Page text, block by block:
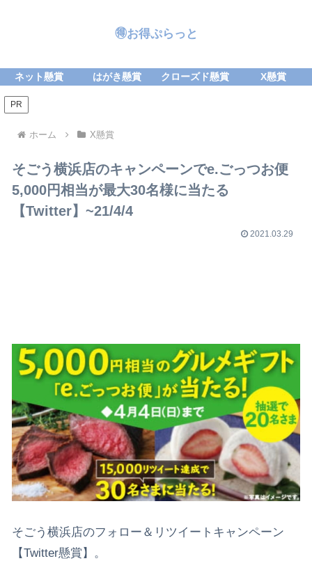
🉐お得ぷらっと
ネット懸賞 はがき懸賞 クローズド懸賞 X懸賞
PR
ホーム X懸賞
そごう横浜店のキャンペーンでe.ごっつお便
5,000円相当が最大30名様に当たる
【Twitter】~21/4/4
2021.03.29
そごう横浜店のフォロー＆リツイートキャンペーン
【Twitter懸賞】。